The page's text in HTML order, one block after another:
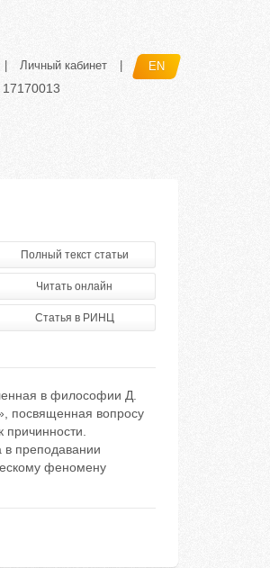
Личный кабинет EN
17170013
Полный текст статьи
Читать онлайн
Статья в РИНЦ
в философии Д.
посвященная вопросу
в преподавании
феномену